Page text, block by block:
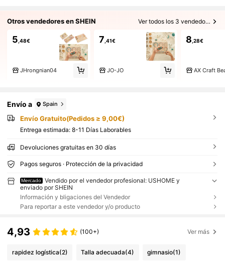
Otros vendedores en SHEIN Ver todos los 3 vendedores
5 ,48€
JHrongnian04
7 ,41€
JO-JO
8 ,28€
AX Craft
Envío a Spain
Envío Gratuito(Pedidos ≥ 9,00€)
Entrega estimada: 8-11 Días Laborables
Devoluciones gratuitas en 30 días
Pagos seguros · Protección de la privacidad
Mercado
Vendido por el vendedor profesional: USHOME y
enviado por SHEIN
Información y bligaciones del Vendedor
Para reportar a este vendedor y/o producto
4,93 (100+) Ver más
rapidez logística(2) Talla adecuada(4) gimnasio(1)